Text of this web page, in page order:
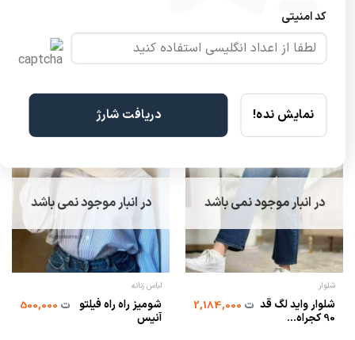
ابعاد
در انبار موجود نمی باشد
شلوار
شلوار واید لگ قد
90 کجراه...
ت2,184,000
در انبار موجود نمی باشد
لباس زنانه
شومیز راه راه فیلتو
آنیس
ت500,000
کد امنیتی
نمایش نده! دریافت شارژ